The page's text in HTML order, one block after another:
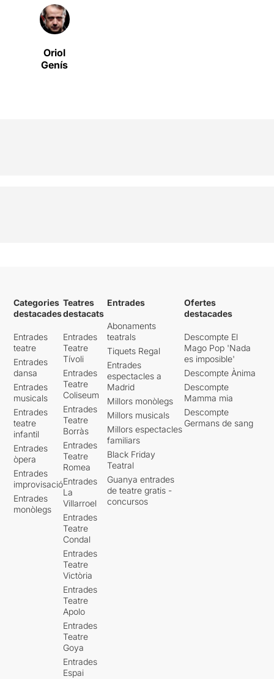
Oriol
Genís
Categories
destacades
Entrades
teatre
Entrades
dansa
Entrades
musicals
Entrades
teatre
infantil
Entrades
òpera
Entrades
improvisació
Entrades
monòlegs
Teatres
destacats
Entrades
Teatre
Tívoli
Entrades
Teatre
Coliseum
Entrades
Teatre
Borràs
Entrades
Teatre
Romea
Entrades
La
Villarroel
Entrades
Teatre
Condal
Entrades
Teatre
Victòria
Entrades
Teatre
Apolo
Entrades
Teatre
Goya
Entrades
Espai
Entrades
Abonaments
teatrals
Tiquets Regal
Entrades
espectacles a
Madrid
Millors monòlegs
Millors musicals
Millors espectacles
familiars
Black Friday
Teatral
Guanya entrades
de teatre gratis -
concursos
Ofertes
destacades
Descompte El
Mago Pop 'Nada
es imposible'
Descompte Ànima
Descompte
Mamma mia
Descompte
Germans de sang